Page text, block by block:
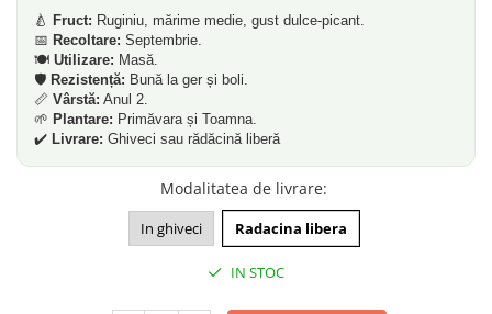
🍐 Fruct: Ruginiu, mărime medie, gust dulce-picant.
📅 Recoltare: Septembrie.
🍽️ Utilizare: Masă.
🛡️ Rezistență: Bună la ger și boli.
📏 Vârstă: Anul 2.
🌱 Plantare: Primăvara și Toamna.
✔️ Livrare: Ghiveci sau rădăcină liberă
Modalitatea de livrare:
In ghiveci Radacina libera
IN STOC